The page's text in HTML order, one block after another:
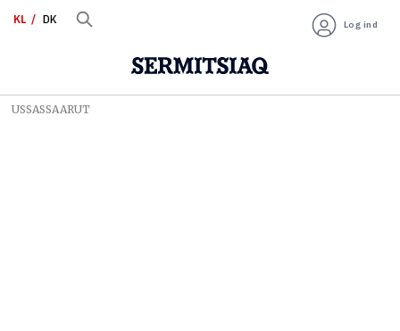
KL DK Log ind
USSASSAARUT